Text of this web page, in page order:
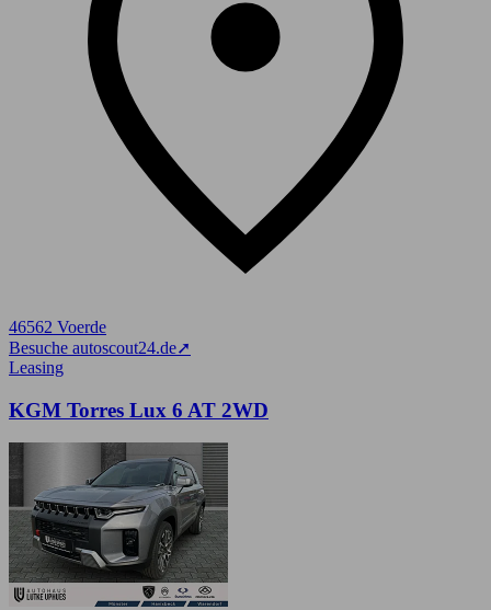
46562 Voerde
Besuche autoscout24.de➚
Leasing
KGM Torres Lux 6 AT 2WD